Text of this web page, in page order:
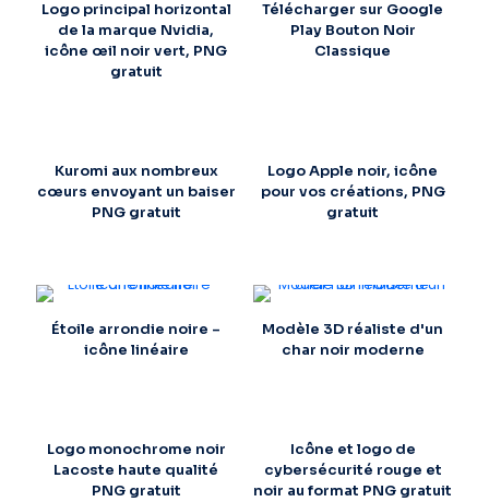
Logo principal horizontal
de la marque Nvidia,
icône œil noir vert, PNG
gratuit
Télécharger sur Google
Play Bouton Noir
Classique
Kuromi aux nombreux
cœurs envoyant un baiser
PNG gratuit
Logo Apple noir, icône
pour vos créations, PNG
gratuit
Étoile arrondie noire –
icône linéaire
Modèle 3D réaliste d'un
char noir moderne
Logo monochrome noir
Lacoste haute qualité
PNG gratuit
Icône et logo de
cybersécurité rouge et
noir au format PNG gratuit